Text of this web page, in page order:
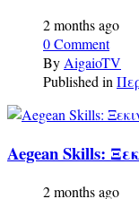
2 months ago
0 Comment
By AigaioTV
Published in
Aegean Skills:
2 months ago